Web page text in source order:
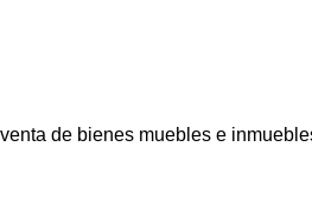
de bienes muebles e